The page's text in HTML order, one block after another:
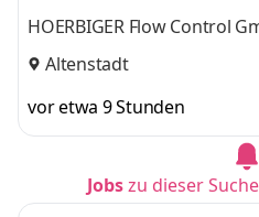
HOERBIGER Flow Control
Altenstadt
vor etwa 9 Stunden
Jobszu dieser